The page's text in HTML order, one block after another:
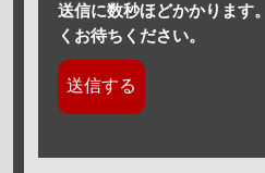
送信に数秒ほどかかります
くお待ちください。